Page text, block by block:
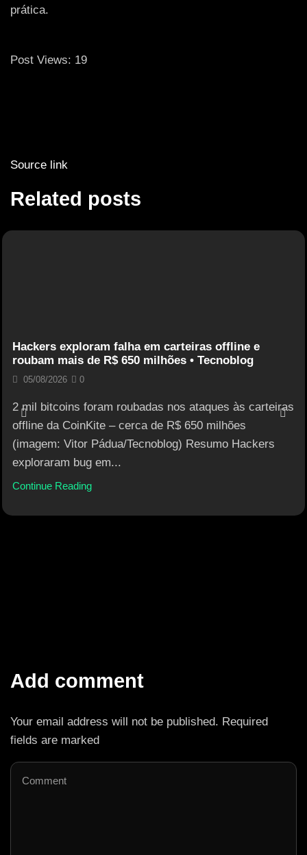
prática.
Post Views: 19
Source link
Related posts
Hackers exploram falha em carteiras offline e
roubam mais de R$ 650 milhões • Tecnoblog
05/08/2026 0
2 mil bitcoins foram roubadas nos ataques às carteiras
offline da CoinKite – cerca de R$ 650 milhões
(imagem: Vitor Pádua/Tecnoblog) Resumo Hackers
exploraram bug em...
Continue Reading
Add comment
Your email address will not be published. Required
fields are marked